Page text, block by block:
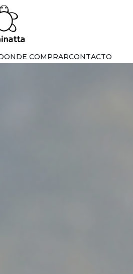
COMPRARCONTACTO